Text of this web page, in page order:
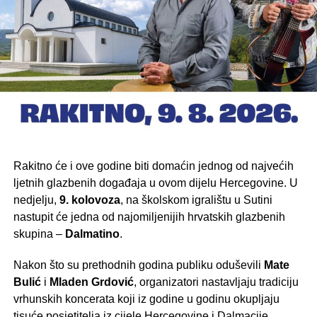
Rakitno će i ove godine biti domaćin jednog od najvećih
ljetnih glazbenih događaja u ovom dijelu Hercegovine. U
nedjelju, 9. kolovoza, na školskom igralištu u Sutini
nastupit će jedna od najomiljenijih hrvatskih glazbenih
skupina – Dalmatino.
Nakon što su prethodnih godina publiku oduševili Mate
Bulići Mladen Grdović, organizatori nastavljaju tradiciju
vrhunskih koncerata koji iz godine u godinu okupljaju